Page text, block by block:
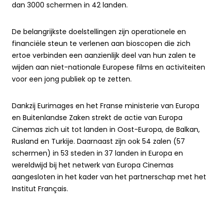
dan 3000 schermen in 42 landen.
De belangrijkste doelstellingen zijn operationele en
financiële steun te verlenen aan bioscopen die zich
ertoe verbinden een aanzienlijk deel van hun zalen te
wijden aan niet-nationale Europese films en activiteiten
voor een jong publiek op te zetten.
Dankzij Eurimages en het Franse ministerie van Europa
en Buitenlandse Zaken strekt de actie van Europa
Cinemas zich uit tot landen in Oost-Europa, de Balkan,
Rusland en Turkije. Daarnaast zijn ook 54 zalen (57
schermen) in 53 steden in 37 landen in Europa en
wereldwijd bij het netwerk van Europa Cinemas
aangesloten in het kader van het partnerschap met het
Institut Français.